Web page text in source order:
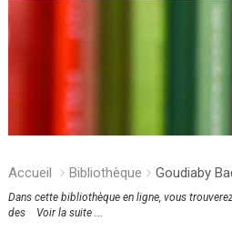
Accueil Bibliothèque Goudiaby
Dans cette bibliothèque en ligne, vous
des
Voir la suite ...